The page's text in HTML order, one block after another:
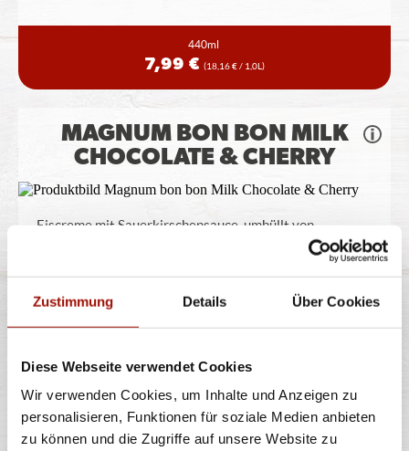
Zustimmung Details Über Cookies
Diese Webseite verwendet Cookies
Wir verwenden Cookies, um Inhalte und Anzeigen zu
personalisieren, Funktionen für soziale Medien anbieten
zu können und die Zugriffe auf unsere Website zu
440ml
7,99 € (18,16 € / 1,0L)
MAGNUM BON BON MILK
CHOCOLATE & CHERRY
Eiscreme mit Sauerkirschensauce, umhüllt von
mehr
6,99 €
MAGNUM DOUBLE WHITE
CHOCOLATE & COOKIES